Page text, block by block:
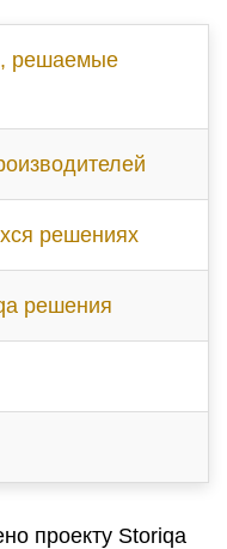
решаемые
решениях
решения
проекту Storiqa